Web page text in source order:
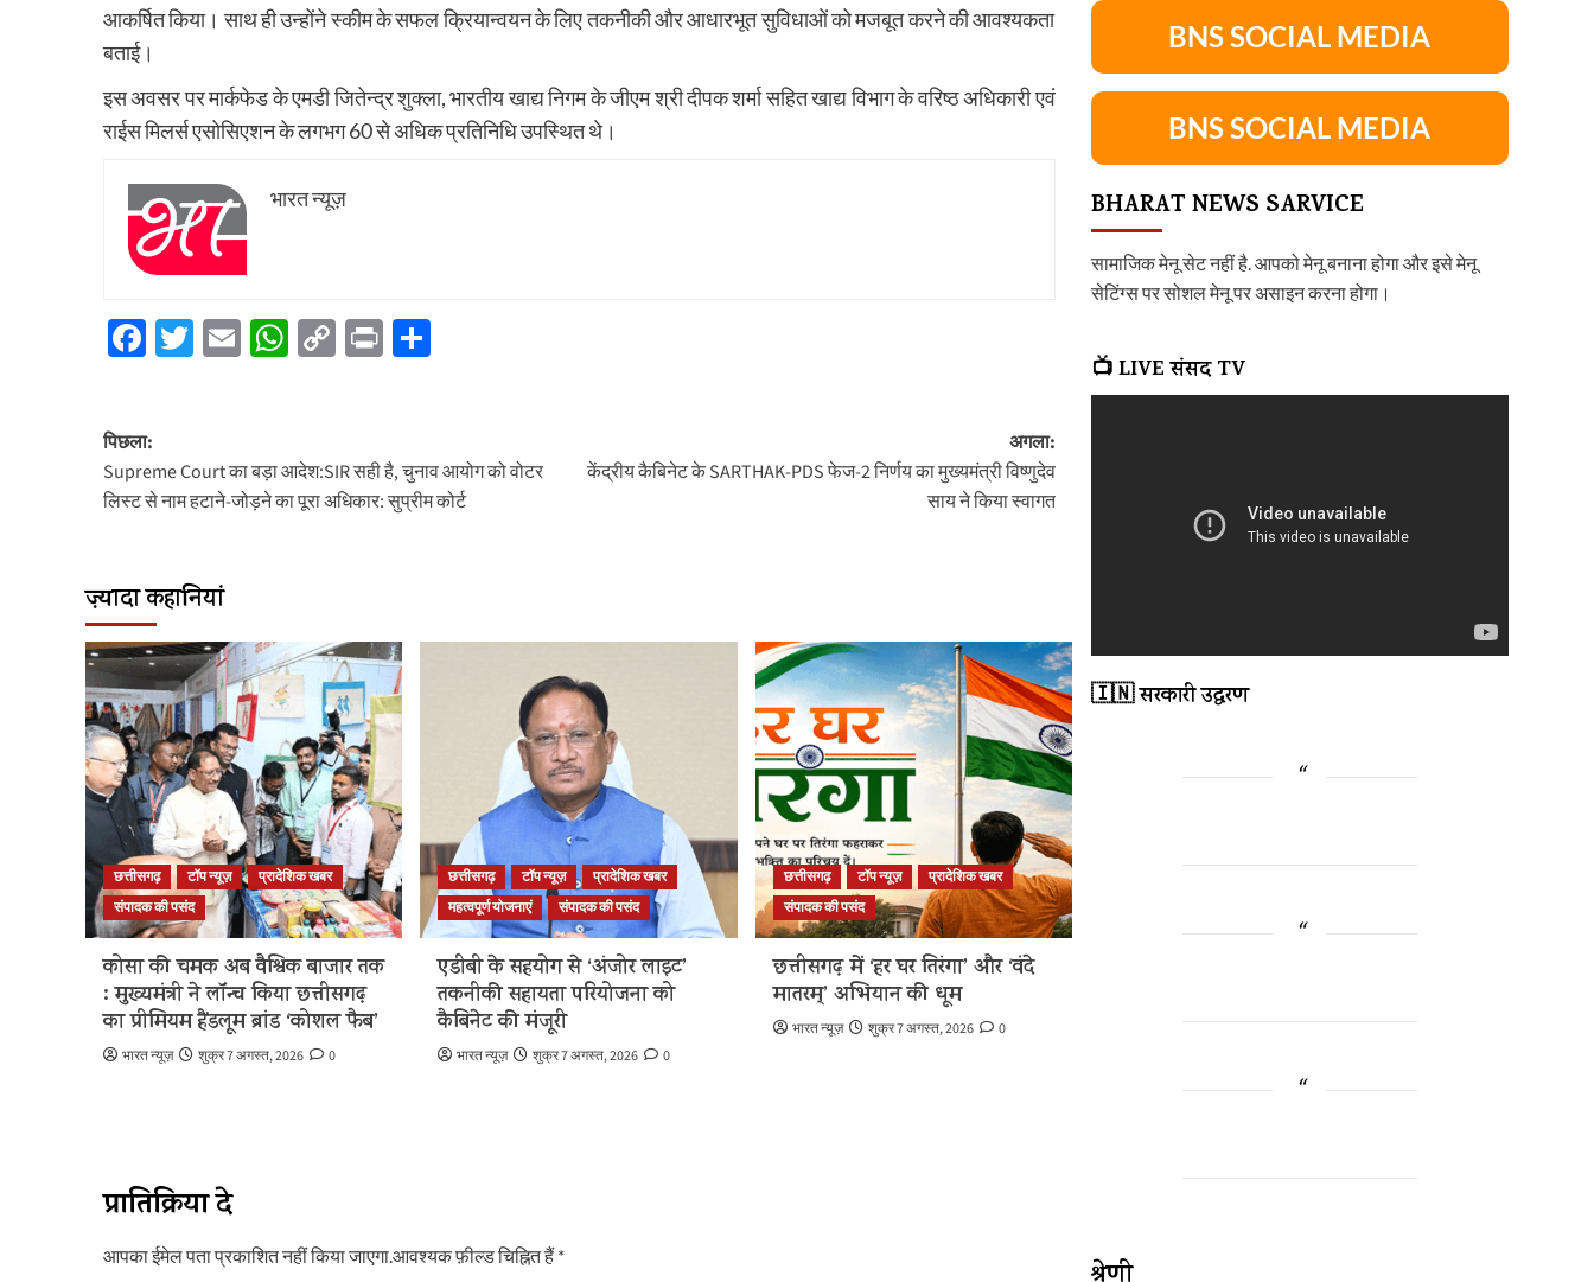
आकर्षित किया। साथ ही उन्होंने स्कीम के सफल क्रियान्वयन के लिए तकनीकी और आधारभूत सुविधाओं को मजबूत करने की आवश्यकता
बताई।
इस अवसर पर मार्कफेड के एमडी जितेन्द्र शुक्ला, भारतीय खाद्य निगम के जीएम श्री दीपक शर्मा सहित खाद्य विभाग के वरिष्ठ अधिकारी एवं
राईस मिलर्स एसोसिएशन के लगभग 60 से अधिक प्रतिनिधि उपस्थित थे।
भारत न्यूज़
Facebook
Twitter
EmailWhatsApp
Copy
Print
पोस्ट
नेविगेशन
पिछला:
Supreme Court का बड़ा आदेश:SIR सही है, चुनाव आयोग को वोटर
लिस्ट से नाम हटाने-जोड़ने का पूरा अधिकार: सुप्रीम कोर्ट
अगला:
केंद्रीय कैबिनेट के SARTHAK-PDS फेज-2 निर्णय का मुख्यमंत्री विष्णुदेव
साय ने किया स्वागत
ज़्यादा कहानियां
छत्तीसगढ़ टॉप न्यूज़
प्रादेशिक खबर
संपादक की पसंद
कोसा की चमक अब वैश्विक बाजार तक
: मुख्यमंत्री ने लॉन्च किया छत्तीसगढ़
का प्रीमियम हैंडलूम ब्रांड ‘कोशल फैब’
भारत न्यूज़ शुक्र 7 अगस्त, 2026 0
छत्तीसगढ़ टॉप न्यूज़
प्रादेशिक खबर
महत्वपूर्ण योजनाएं
संपादक की पसंद
एडीबी के सहयोग से ‘अंजोर लाइट’
तकनीकी सहायता परियोजना को
कैबिनेट की मंजूरी
भारत न्यूज़ शुक्र 7 अगस्त, 2026 0
छत्तीसगढ़ टॉप न्यूज़
प्रादेशिक खबर
संपादक की पसंद
छत्तीसगढ़ में ‘हर घर तिरंगा’ और ‘वंदे
मातरम्’ अभियान की धूम
भारत न्यूज़ शुक्र 7 अगस्त, 2026 0
प्रातिक्रिया दे
आपका ईमेल पता प्रकाशित नहीं किया जाएगा.आवश्यक फ़ील्ड चिह्नित हैं*
BNS SOCIAL MEDIA
BNS SOCIAL MEDIA
BHARAT NEWS SARVICE
सामाजिक मेनू सेट नहीं है. आपको मेनू बनाना होगा और इसे मेनू
सेटिंग्स पर सोशल मेनू पर असाइन करना होगा।
📺 LIVE संसद TV
🇮🇳 सरकारी उद्धरण